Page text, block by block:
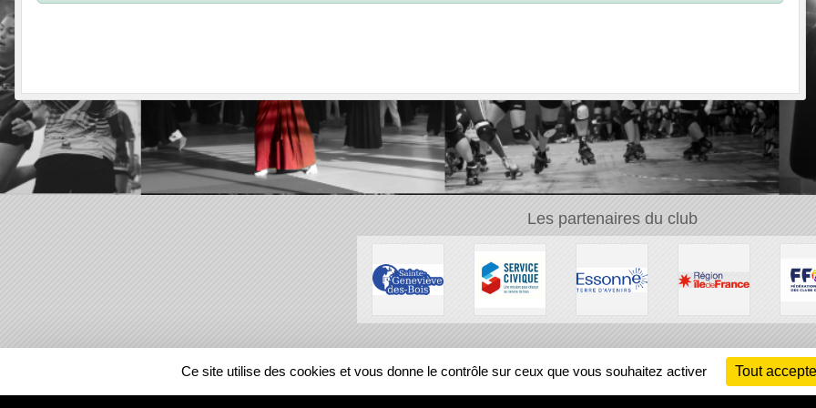
Les partenaires du club
REGIONS
Ce site utilise des cookies et vous donne le contrôle sur ceux que vous souhaitez activer Tout